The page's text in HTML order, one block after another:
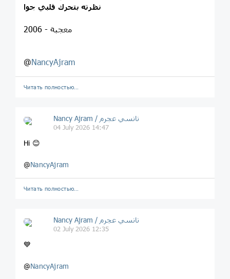
نظرته بتحرك قلبي جوا
معجبة - 2006
@NancyAjram
Читать полностью…
Nancy Ajram / نانسي عجرم
04 July 2026 14:47
Hi 😊
@NancyAjram
Читать полностью…
Nancy Ajram / نانسي عجرم
02 July 2026 12:35
💙
@NancyAjram